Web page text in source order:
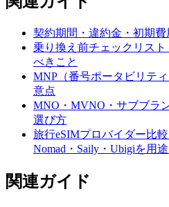
契約期間・違約金・初期
乗り換え前チェックリス
べきこと
MNP（番号ポータビリテ
意点
MNO・MVNO・サブブラ
選び方
旅行eSIMプロバイダー比
Nomad・Saily・Ubigiを用
関連ガイド